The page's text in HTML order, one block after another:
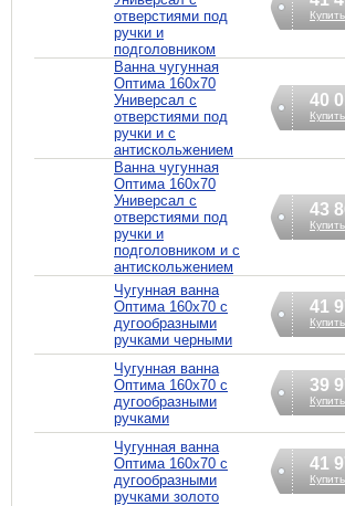
отверстиями под
ручки и
подголовником
Купить
Ванна чугунная
Оптима 160х70
Универсал с
отверстиями под
ручки и с
антискольжением
40
Купить
Ванна чугунная
Оптима 160х70
Универсал с
отверстиями под
ручки и
подголовником и с
антискольжением
43
Купить
Чугунная ванна
Оптима 160х70 с
дугообразными
ручками черными
41
Купить
Чугунная ванна
Оптима 160х70 с
дугообразными
ручками
39
Купить
Чугунная ванна
Оптима 160х70 с
дугообразными
ручками золото
41
Купить